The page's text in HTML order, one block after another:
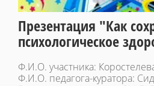
Презентация "Как
психологическое
Ф.И.О. участника:
Ф.И.О. педагога-куратора: